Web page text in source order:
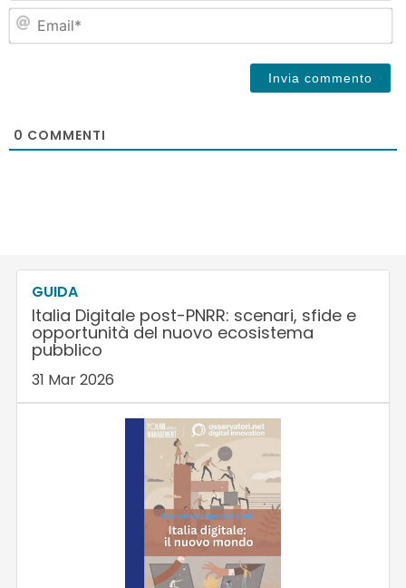
0 COMMENTI
GUIDA
Italia Digitale post-PNRR: scenari, sfide e
opportunità del nuovo ecosistema
pubblico
31 Mar 2026